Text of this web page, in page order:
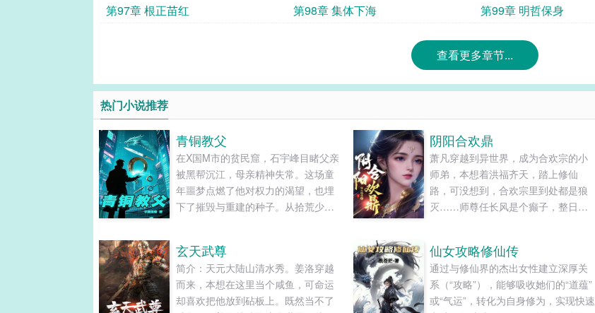
第97章 根正苗红
第98章 集体下海 第99章 明哲保身
查看更多章节...
热门小说推荐
青铜教父
在X国M市的贫民窟，石宇峰目睹父亲
被黑帮沉江，母亲精神失常。这场童
年噩梦点燃了他对权力的渴望，也埋
下了摧毁与重建的种子。从拾荒少年
街头到王座的逆袭，却在巅峰时刻发
现权力背后的致命代价。......
阴阳合欢鼎
萧凡穿越到异世界，成为合欢宗的小
师弟，本想着洪福齐天，踏上修仙
路，可没想到，合欢宗里到处都是狼
灭……师尊任长风是个癫子，整日里
虎……师妹黄爆爆是个暴力狂，她修
炼的武技非常独特，诸如“还我漂漂
拳”、“情意绵绵掌”、“眉来眼去剑”、无
人能挡……师娘黄灭......
玄天武尊
简介：天元大陆山清水秀。姜洛穿越
而来，本想在这里当个咸鱼，可命运
却喜欢把他放到砧板上。既然当不了
仙女攻略修仙传
通过与修仙界的杰出女性建立深厚关
系（“攻略”），能够吸收她们的“道蕴”
或“气运”，转化为自身修为，实现快速